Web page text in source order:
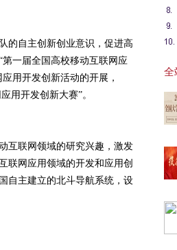
的自主创新创业意识，促进高
一届全国高校移动互联网应
用开发创新活动的开展，
用开发创新大赛”。
互联网领域的研究兴趣，激发
联网应用领域的开发和应用创
自主建立的北斗导航系统，设
全